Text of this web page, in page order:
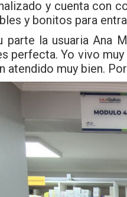
y cuenta con
y bonitos para
parte la usuaria Ana
perfecta. Yo vivo
atendido muy bien.